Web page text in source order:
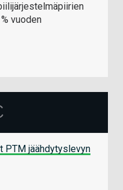
vuoden
PTM jäähdytyslevyn